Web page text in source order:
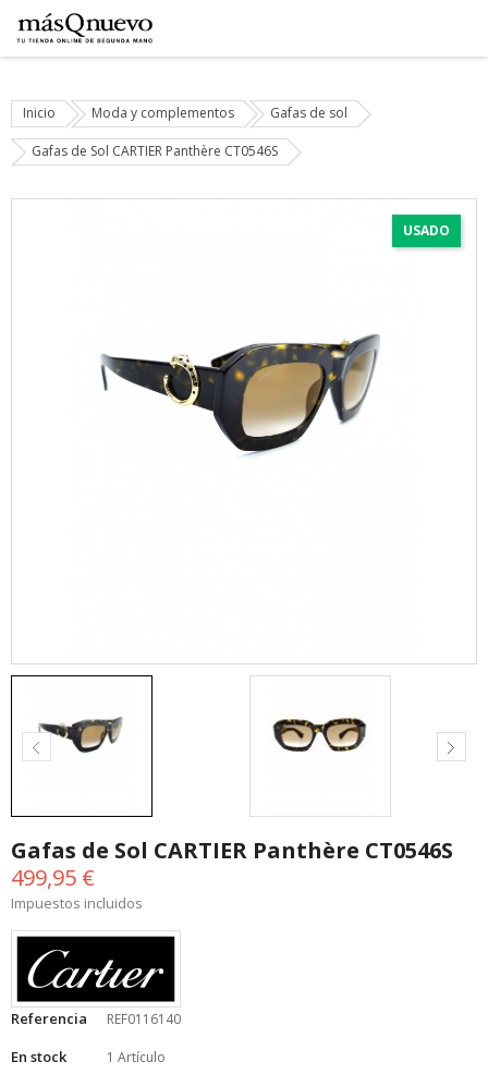
Inicio Moda y complementos Gafas de sol
Gafas de Sol CARTIER Panthère CT0546S
USADO
Gafas de Sol CARTIER Panthère CT0546S
499,95 €
Impuestos incluidos
Referencia REF0116140
En stock 1 Artículo